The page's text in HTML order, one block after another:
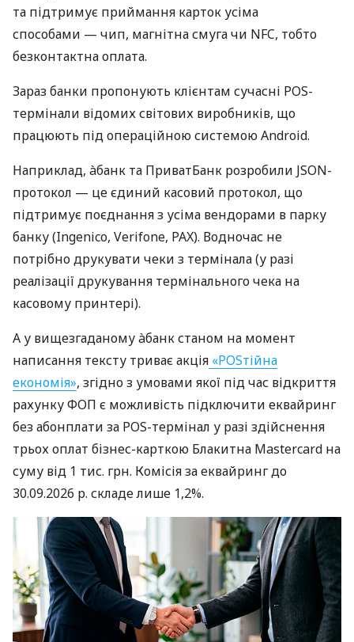
та підтримує приймання карток усіма
способами — чип, магнітна смуга чи NFC, тобто
безконтактна оплата.
Зараз банки пропонують клієнтам сучасні POS-
термінали відомих світових виробників, що
працюють під операційною системою Android.
Наприклад, àбанк та ПриватБанк розробили JSON-
протокол — це єдиний касовий протокол, що
підтримує поєднання з усіма вендорами в парку
банку (Ingenico, Verifone, PAX). Водночас не
потрібно друкувати чеки з термінала (у разі
реалізації друкування термінального чека на
касовому принтері).
А у вищезгаданому àбанк станом на момент
написання тексту триває акція «POSтійна
економія», згідно з умовами якої під час відкриття
рахунку ФОП є можливість підключити еквайринг
без абонплати за POS-термінал у разі здійснення
трьох оплат бізнес-карткою Блакитна Mastercard на
суму від 1 тис. грн. Комісія за еквайринг до
30.09.2026 р. складе лише 1,2%.